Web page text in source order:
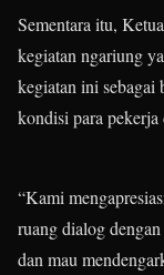
Sementara itu,
kegiatan ngariung
kegiatan ini sebagai
kondisi para
“Kami
ruang dialog
dan mau